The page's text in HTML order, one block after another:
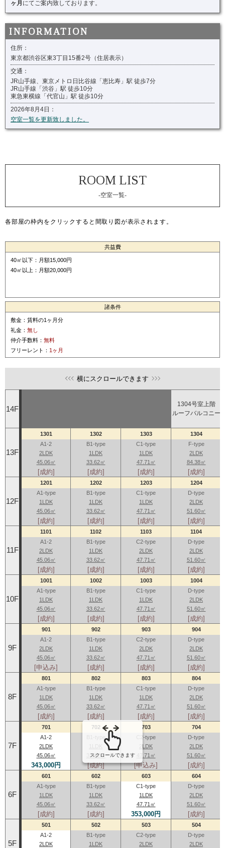
ヶ月 にてご案内致しております。
住所：
東京都渋谷区東3丁目15番2号（住居表示）
交通：
JR山手線、東京メトロ日比谷線「恵比寿」駅 徒歩7分
JR山手線「渋谷」駅 徒歩10分
東急東横線「代官山」駅 徒歩10分
2026年8月4日：
空室一覧を更新致しました。
-空室一覧-
各部屋の枠内をクリックすると間取り図が表示されます。
共益費
40㎡以下：月額15,000円
40㎡以上：月額20,000円
諸条件
敷金：賃料の1ヶ月分
礼金： 無し
仲介手数料： 無料
フリーレント： 1ヶ月
横にスクロールできます
14F
1304号室上階
ルーフバルコニー
13F
1301
A1-2
2LDK
45.06㎡
[成約]
1302
B1-type
1LDK
33.62㎡
[成約]
1303
C1-type
1LDK
47.71㎡
[成約]
1304
F-type
2LDK
84.38㎡
[成約]
12F
1201
A1-type
1LDK
45.06㎡
[成約]
1202
B1-type
1LDK
33.62㎡
[成約]
1203
C1-type
1LDK
47.71㎡
[成約]
1204
D-type
2LDK
51.60㎡
[成約]
11F
1101
A1-2
2LDK
45.06㎡
[成約]
1102
B1-type
1LDK
33.62㎡
[成約]
1103
C2-type
2LDK
47.71㎡
[成約]
1104
D-type
2LDK
51.60㎡
[成約]
10F
1001
A1-type
1LDK
45.06㎡
[成約]
1002
B1-type
1LDK
33.62㎡
[成約]
1003
C1-type
1LDK
47.71㎡
[成約]
1004
D-type
2LDK
51.60㎡
[成約]
9F
901
A1-2
2LDK
45.06㎡
[申込み]
902
B1-type
1LDK
33.62㎡
[成約]
903
C2-type
2LDK
47.71㎡
[成約]
904
D-type
2LDK
51.60㎡
[成約]
8F
801
A1-type
1LDK
45.06㎡
[成約]
802
B1-type
1LDK
33.62㎡
[成約]
803
C1-type
1LDK
47.71㎡
[成約]
804
D-type
2LDK
51.60㎡
[成約]
7F
701
A1-2
2LDK
45.06㎡
343,000円
702
B1-type
33.62㎡
[成約]
703
C2-type
2LDK
47.71㎡
[申込み]
704
D-type
2LDK
51.60㎡
[成約]
6F
601
A1-type
1LDK
45.06㎡
[成約]
602
B1-type
1LDK
33.62㎡
[成約]
603
C1-type
1LDK
47.71㎡
353,000円
604
D-type
2LDK
51.60㎡
[成約]
5F
501
A1-2
2LDK
502
B1-type
1LDK
503
C2-type
2LDK
504
D-type
2LDK
スクロールできます